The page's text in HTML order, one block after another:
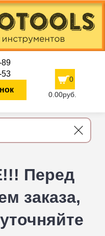
89
53
0
0.00руб.
Перед
заказа,